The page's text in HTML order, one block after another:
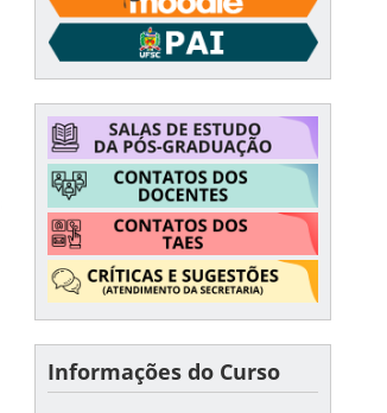
Informações do Curso